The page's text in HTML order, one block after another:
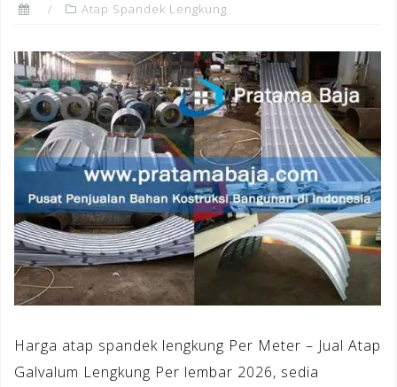
Atap Spandek Lengkung
Harga atap spandek lengkung Per Meter – Jual Atap
Galvalum Lengkung Per lembar 2026, sedia